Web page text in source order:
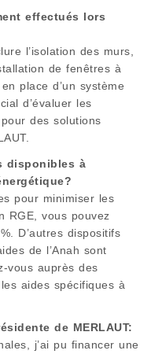
effectués lors
l’isolation des murs,
de fenêtres à
place d’un système
d’évaluer les
des solutions
.
disponibles à
pour minimiser les
RGE, vous pouvez
D’autres dispositifs
de l’Anah sont
vous auprès des
aides spécifiques à
de MERLAUT:
j’ai pu financer une